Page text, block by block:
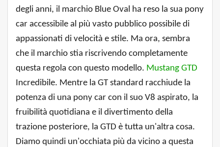
degli anni, il marchio Blue Oval ha reso la sua pony
car accessibile al più vasto pubblico possibile di
appassionati di velocità e stile. Ma ora, sembra
che il marchio stia riscrivendo completamente
questa regola con questo modello. Mustang GTD
Incredibile. Mentre la GT standard racchiude la
potenza di una pony car con il suo V8 aspirato, la
fruibilità quotidiana e il divertimento della
trazione posteriore, la GTD è tutta un'altra cosa.
Diamo quindi un'occhiata più da vicino a questa